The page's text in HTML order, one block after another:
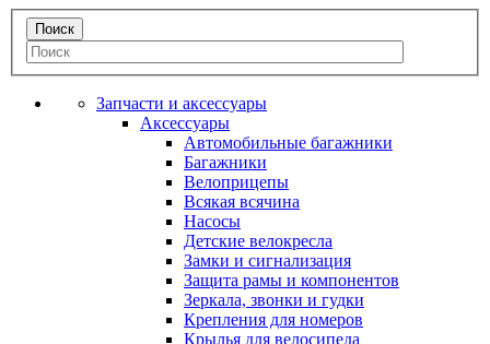
Запчасти и аксессуары
Аксессуары
Автомобильные багажники
Багажники
Велоприцепы
Всякая всячина
Насосы
Детские велокресла
Замки и сигнализация
Защита рамы и компонентов
Зеркала, звонки и гудки
Крепления для номеров
Крылья для велосипеда